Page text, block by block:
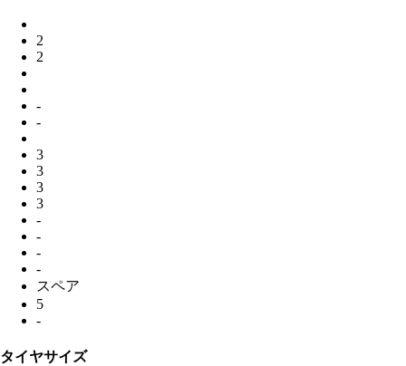
2
2
-
-
3
3
3
3
-
-
-
-
スペア
5
-
タイヤサイズ